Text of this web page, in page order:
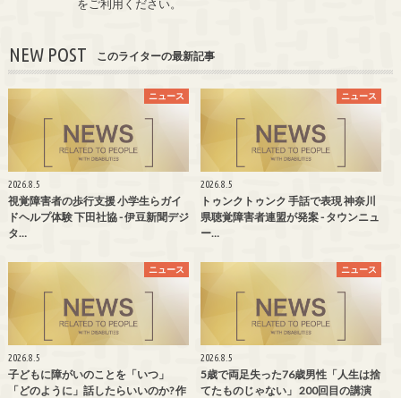
をご利用ください。
NEW POST このライターの最新記事
ニュース
2026.8.5
視覚障害者の歩行支援 小学生らガイ
ドヘルプ体験 下田社協 - 伊豆新聞デジ
タ…
ニュース
2026.8.5
トゥンクトゥンク 手話で表現 神奈川
県聴覚障害者連盟が発案 - タウンニュ
ー…
ニュース
2026.8.5
子どもに障がいのことを「いつ」
「どのように」話したらいいのか? 作
ニュース
2026.8.5
5歳で両足失った76歳男性「人生は捨
てたものじゃない」 200回目の講演